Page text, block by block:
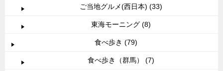
ご当地グルメ(西日本) (33)
東海モーニング (8)
食べ歩き (79)
食べ歩き（群馬） (7)